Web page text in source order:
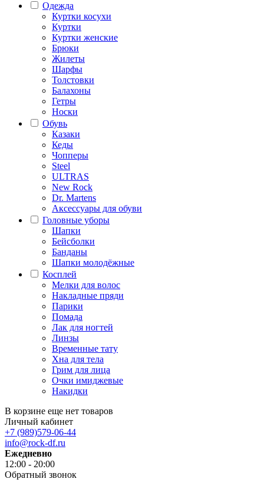
Одежда
Куртки косухи
Куртки
Куртки женские
Брюки
Жилеты
Шарфы
Толстовки
Балахоны
Гетры
Носки
Обувь
Казаки
Кеды
Чопперы
Steel
ULTRAS
New Rock
Dr. Martens
Аксессуары для обуви
Головные уборы
Шапки
Бейсболки
Банданы
Шапки молодёжные
Косплей
Мелки для волос
Накладные пряди
Парики
Помада
Лак для ногтей
Линзы
Временные тату
Хна для тела
Грим для лица
Очки имиджевые
Накидки
В корзине еще нет товаров
Личный кабинет
+7 (989)579-06-44
info@rock-df.ru
Ежедневно
12:00 - 20:00
Обратный звонок